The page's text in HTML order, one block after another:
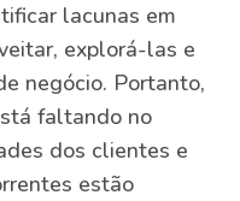
lacunas em
explorá-las e
negócio. Portanto,
faltando no
dos clientes e
estão